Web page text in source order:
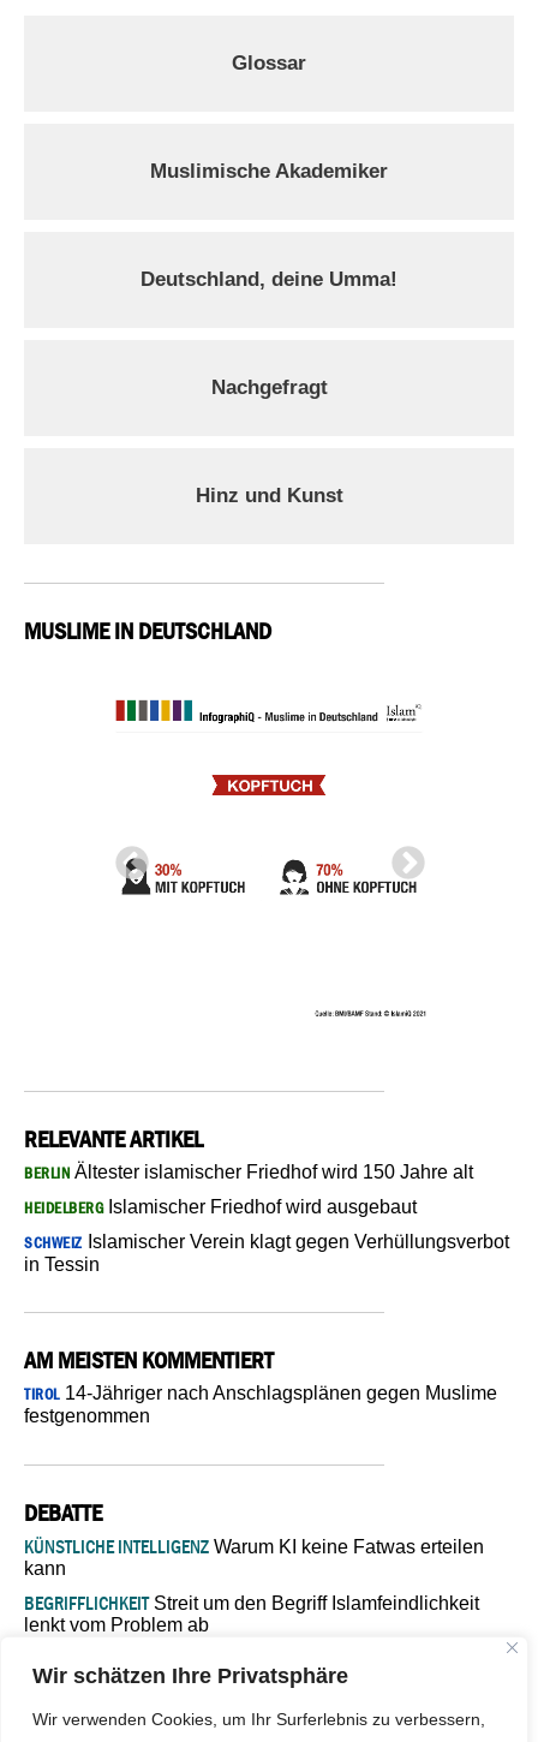
Wir schätzen Ihre Privatsphäre
Wir verwenden Cookies, um Ihr Surferlebnis zu verbessern,
Glossar
Muslimische Akademiker
Deutschland, deine Umma!
Nachgefragt
Hinz und Kunst
MUSLIME IN DEUTSCHLAND
RELEVANTE ARTIKEL
BERLIN Ältester islamischer Friedhof wird 150 Jahre alt
HEIDELBERGIslamischer Friedhof wird ausgebaut
SCHWEIZ Islamischer Verein klagt gegen Verhüllungsverbot
in Tessin
AM MEISTEN KOMMENTIERT
TIROL14-Jähriger nach Anschlagsplänen gegen Muslime
festgenommen
DEBATTE
KÜNSTLICHE INTELLIGENZ Warum KI keine Fatwas erteilen
kann
BEGRIFFLICHKEITStreit um den Begriff Islamfeindlichkeit
lenkt vom Problem ab
Verantwortung bleibt“
ISLAMISCHE FAKULTÄT IN MÜNSTEREine kritische Schwelle für